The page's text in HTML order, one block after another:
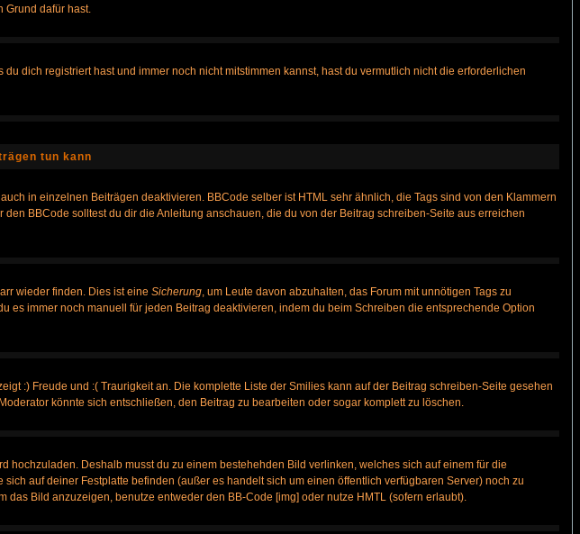
Grund dafür hast.
dich registriert hast und immer noch nicht mitstimmen kannst, hast du vermutlich nicht die erforderlichen
tun kann
in einzelnen Beiträgen deaktivieren. BBCode selber ist HTML sehr ähnlich, die Tags sind von den Klammern
BBCode solltest du dir die Anleitung anschauen, die du von der Beitrag schreiben-Seite aus erreichen
wieder finden. Dies ist eine Sicherung, um Leute davon abzuhalten, das Forum mit unnötigen Tags zu
immer noch manuell für jeden Beitrag deaktivieren, indem du beim Schreiben die entsprechende Option
:) Freude und :( Traurigkeit an. Die komplette Liste der Smilies kann auf der Beitrag schreiben-Seite gesehen
könnte sich entschließen, den Beitrag zu bearbeiten oder sogar komplett zu löschen.
hochzuladen. Deshalb musst du zu einem bestehehden Bild verlinken, welches sich auf einem für die
auf deiner Festplatte befinden (außer es handelt sich um einen öffentlich verfügbaren Server) noch zu
Bild anzuzeigen, benutze entweder den BB-Code [img] oder nutze HMTL (sofern erlaubt).